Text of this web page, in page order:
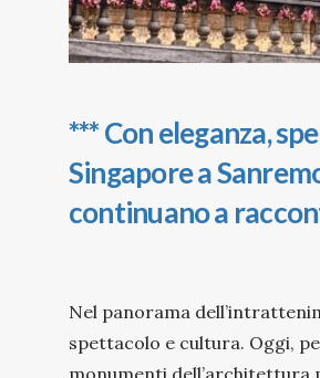
*** Con eleganza,
Singapore a
continuano a
Nel panorama
spettacolo e cultura. Oggi,
monumenti